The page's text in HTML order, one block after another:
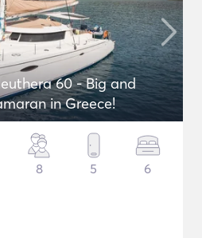
60 - Big and
in Greece!
8 5 6